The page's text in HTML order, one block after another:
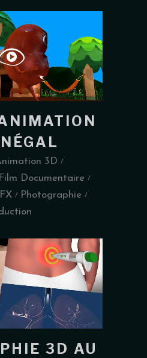
3D
Film Documentaire
Photographie
3D AU